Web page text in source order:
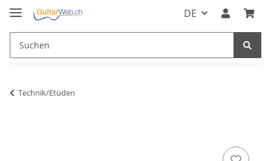
DE
Technik/Etüden